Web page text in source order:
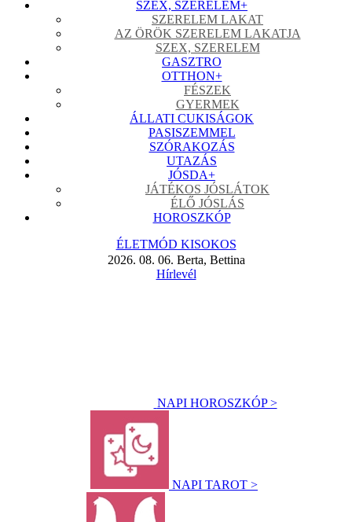
SZEX, SZERELEM+
SZERELEM LAKAT
AZ ÖRÖK SZERELEM LAKATJA
SZEX, SZERELEM
GASZTRO
OTTHON+
FÉSZEK
GYERMEK
ÁLLATI CUKISÁGOK
PASISZEMMEL
SZÓRAKOZÁS
UTAZÁS
JÓSDA+
JÁTÉKOS JÓSLÁTOK
ÉLŐ JÓSLÁS
HOROSZKÓP
ÉLETMÓD KISOKOS
2026. 08. 06. Berta, Bettina
Hírlevél
NAPI HOROSZKÓP >
NAPI TAROT >